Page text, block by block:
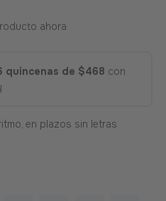
ahora
quincenas de $468 con